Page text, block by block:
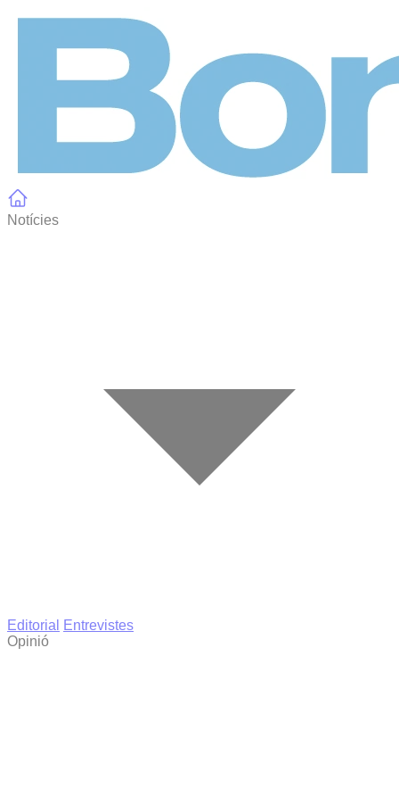
Notícies
Editorial
Entrevistes
Opinió